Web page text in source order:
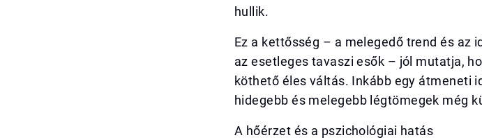
hullik.
Ez a kettősség – a melegedő trend és az
az esetleges tavaszi esők – jól mutatja,
köthető éles váltás. Inkább egy átmeneti
hidegebb és melegebb légtömegek még
A hőérzet és a pszichológiai hatás